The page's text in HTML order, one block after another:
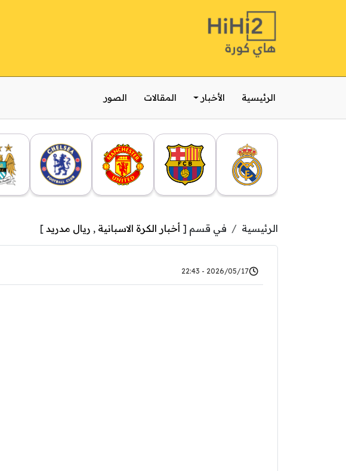
الرئيسية الأخبار المقالات الصور
الرئيسية في قسم [ أخبار الكرة الاسبانية , ريال مدريد ]
2026/05/17 - 22:43